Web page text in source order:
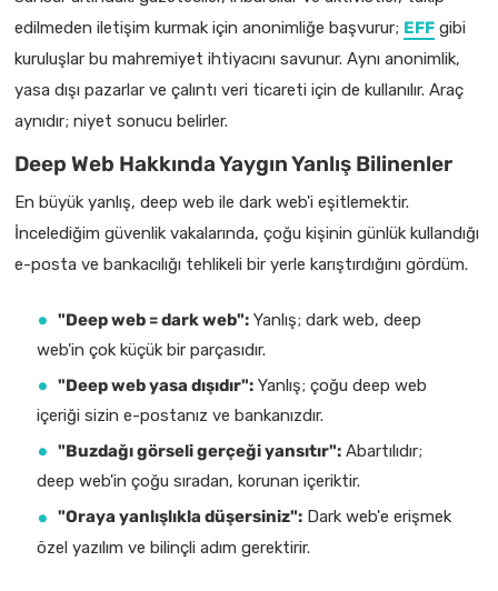
edilmeden iletişim kurmak için anonimliğe başvurur; EFF gibi
kuruluşlar bu mahremiyet ihtiyacını savunur. Aynı anonimlik,
yasa dışı pazarlar ve çalıntı veri ticareti için de kullanılır. Araç
aynıdır; niyet sonucu belirler.
Deep Web Hakkında Yaygın Yanlış Bilinenler
En büyük yanlış, deep web ile dark web'i eşitlemektir.
İncelediğim güvenlik vakalarında, çoğu kişinin günlük kullandığı
e-posta ve bankacılığı tehlikeli bir yerle karıştırdığını gördüm.
"Deep web = dark web": Yanlış; dark web, deep
web'in çok küçük bir parçasıdır.
"Deep web yasa dışıdır": Yanlış; çoğu deep web
içeriği sizin e-postanız ve bankanızdır.
"Buzdağı görseli gerçeği yansıtır": Abartılıdır;
deep web'in çoğu sıradan, korunan içeriktir.
"Oraya yanlışlıkla düşersiniz": Dark web'e erişmek
özel yazılım ve bilinçli adım gerektirir.